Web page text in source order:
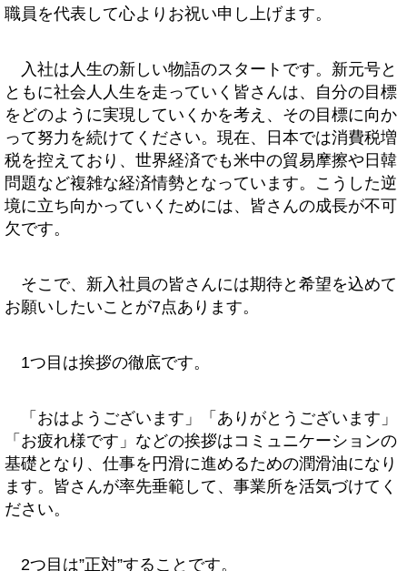
職員を代表して心よりお祝い申し上げます。
入社は人生の新しい物語のスタートです。新元号と
ともに社会人人生を走っていく皆さんは、自分の目標
をどのように実現していくかを考え、その目標に向か
って努力を続けてください。現在、日本では消費税増
税を控えており、世界経済でも米中の貿易摩擦や日韓
問題など複雑な経済情勢となっています。こうした逆
境に立ち向かっていくためには、皆さんの成長が不可
欠です。
そこで、新入社員の皆さんには期待と希望を込めて
お願いしたいことが7点あります。
1つ目は挨拶の徹底です。
「おはようございます」「ありがとうございます」
「お疲れ様です」などの挨拶はコミュニケーションの
基礎となり、仕事を円滑に進めるための潤滑油になり
ます。皆さんが率先垂範して、事業所を活気づけてく
ださい。
2つ目は”正対”することです。